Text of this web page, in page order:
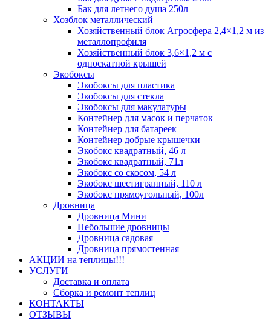
Бак для летнего душа 250л
Хозблок металлический
Хозяйственный блок Агросфера 2,4×1,2 м из
металлопрофиля
Хозяйственный блок 3,6×1,2 м с
односкатной крышей
Экобоксы
Экобоксы для пластика
Экобоксы для стекла
Экобоксы для макулатуры
Контейнер для масок и перчаток
Контейнер для батареек
Контейнер добрые крышечки
Экобокс квадратный, 46 л
Экобокс квадратный, 71л
Экобокс со скосом, 54 л
Экобокс шестигранный, 110 л
Экобокс прямоугольный, 100л
Дровница
Дровница Мини
Небольшие дровницы
Дровница садовая
Дровница прямостенная
АКЦИИ на теплицы!!!
УСЛУГИ
Доставка и оплата
Сборка и ремонт теплиц
КОНТАКТЫ
ОТЗЫВЫ